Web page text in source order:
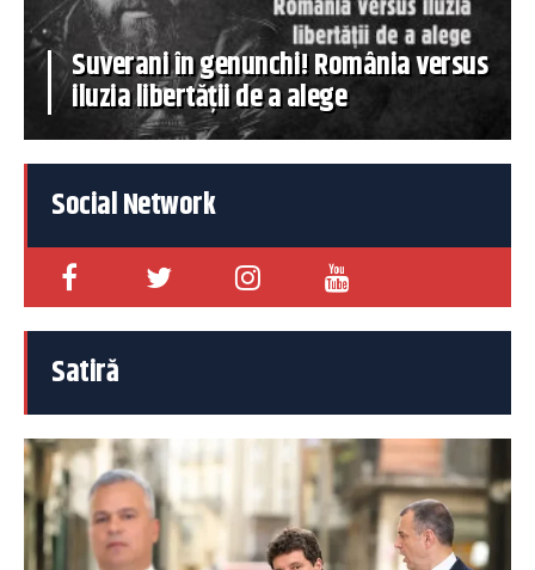
Suverani în genunchi! România versus
iluzia libertății de a alege
Social Network
Satiră